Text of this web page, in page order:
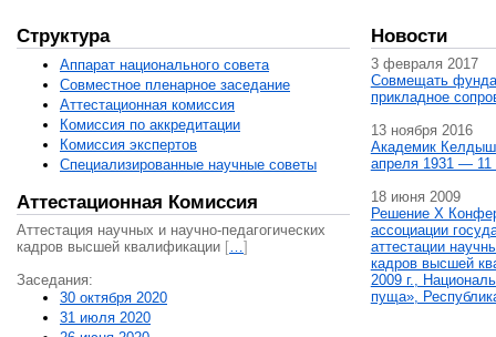
Структура
Аппарат национального совета
Совместное пленарное заседание
Аттестационная комисcия
Комиссия по аккредитации
Комиссия экспертов
Специализированные научные советы
Аттестационная Комиссия
Аттестация научных и научно-педагогических
кадров высшей квалификации […]
Заседания:
30 октября 2020
31 июля 2020
Новости
3 февраля 2017
Совмещать
прикладное
13 ноября 2016
Академик
апреля 1931 — 11
18 июня 2009
Решение X
ассоциации
аттестации
кадров высшей
2009 г.,
пуща»,